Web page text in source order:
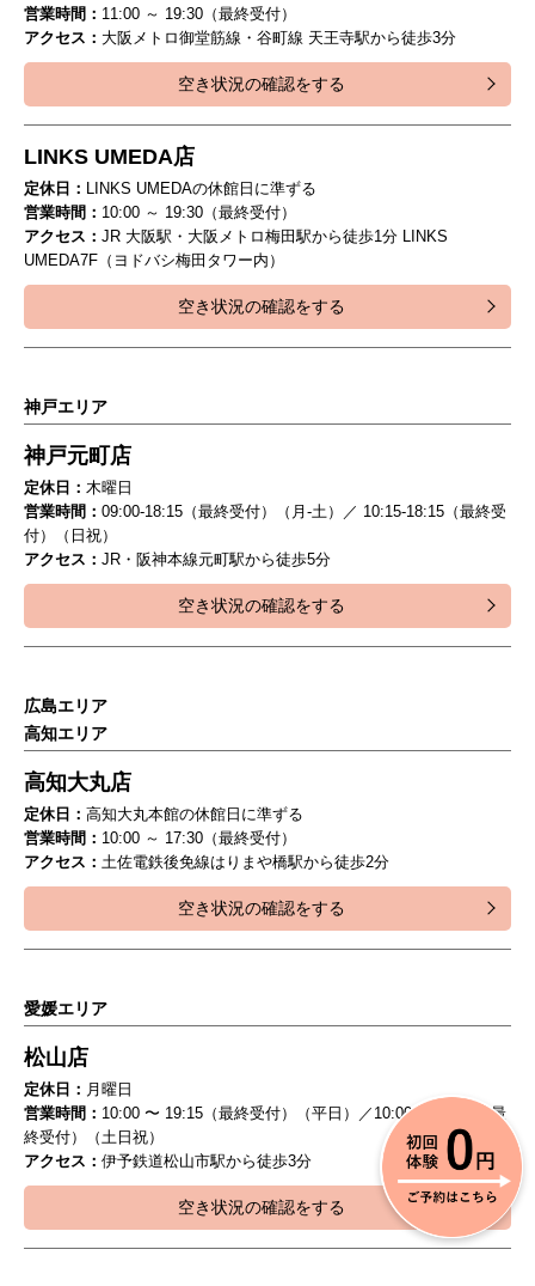
営業時間： 11:00 ～ 19:30（最終受付）
アクセス： 大阪メトロ御堂筋線・谷町線 天王寺駅から徒歩3分
空き状況の確認をする
LINKS UMEDA店
定休日：
LINKS UMEDAの休館日に準ずる
営業時間： 10:00 ～ 19:30（最終受付）
アクセス： JR 大阪駅・大阪メトロ梅田駅から徒歩1分 LINKS
UMEDA7F（ヨドバシ梅田タワー内）
空き状況の確認をする
神戸エリア
神戸元町店
定休日： 木曜日
営業時間： 09:00-18:15（最終受付）（月-土）／ 10:15-18:15（最終受
付）（日祝）
アクセス： JR・阪神本線元町駅から徒歩5分
空き状況の確認をする
広島エリア
高知エリア
高知大丸店
定休日： 高知大丸本館の休館日に準ずる
営業時間： 10:00 ～ 17:30（最終受付）
アクセス： 土佐電鉄後免線はりまや橋駅から徒歩2分
空き状況の確認をする
愛媛エリア
松山店
定休日： 月曜日
営業時間： 10:00 〜 19:15（最終受付）（平日）／10:00 〜 18:15（最
終受付）（土日祝）
アクセス： 伊予鉄道松山市駅から徒歩3分
空き状況の確認をする